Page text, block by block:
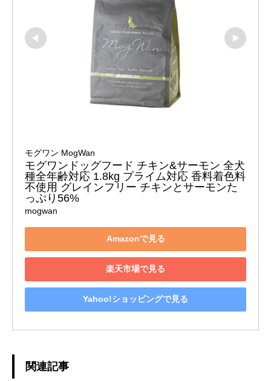
モグワン MogWan
モグワンドッグフード チキン&サーモン 全犬
種全年齢対応 1.8kg プライム対応 香料着色料
不使用 グレインフリー チキンとサーモンた
っぷり56%
mogwan
Amazonで見る
楽天市場で見る
Yahoo!ショッピングで見る
関連記事